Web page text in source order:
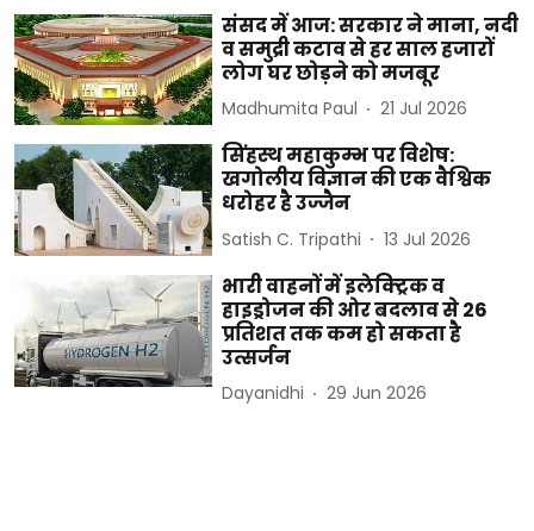
संसद में आज: सरकार ने माना, नदी
व समुद्री कटाव से हर साल हजारों
लोग घर छोड़ने को मजबूर
Madhumita Paul 21 Jul 2026
सिंहस्थ महाकुम्भ पर विशेष:
खगोलीय विज्ञान की एक वैश्विक
धरोहर है उज्जैन
Satish C. Tripathi 13 Jul 2026
भारी वाहनों में इलेक्ट्रिक व
हाइड्रोजन की ओर बदलाव से 26
प्रतिशत तक कम हो सकता है
उत्सर्जन
Dayanidhi 29 Jun 2026